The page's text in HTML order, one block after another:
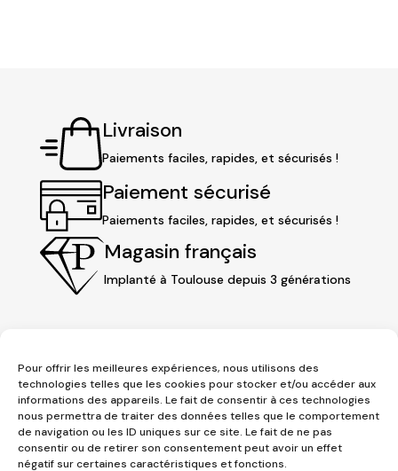
Pour offrir les meilleures expériences, nous utilisons des
technologies telles que les cookies pour stocker et/ou accéder aux
informations des appareils. Le fait de consentir à ces technologies
nous permettra de traiter des données telles que le comportement
de navigation ou les ID uniques sur ce site. Le fait de ne pas
consentir ou de retirer son consentement peut avoir un effet
négatif sur certaines caractéristiques et fonctions.
Livraison
Paiements faciles, rapides, et sécurisés !
Paiement sécurisé
Paiements faciles, rapides, et sécurisés !
Magasin français
Implanté à Toulouse depuis 3 générations
3 place Jeanne d'Arc